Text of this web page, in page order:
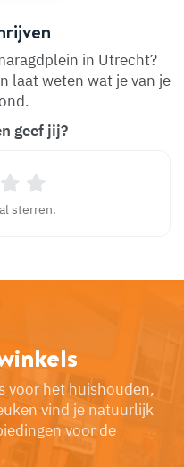
in Utrecht?
laat weten wat je van je
geef jij?
sterren.
voor het huishouden,
vind je natuurlijk
voor de